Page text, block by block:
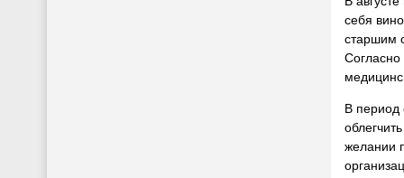
себя
старшим
В период
желании